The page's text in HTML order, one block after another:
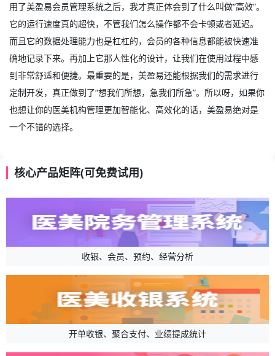
用了美盈易会员管理系统之后，我才真正体会到了什么叫做“高效”。
它的运行速度真的超快，不管我们怎么操作都不会卡顿或者延迟。
而且它的数据处理能力也是杠杠的，会员的各种信息都能被快速准
确地记录下来。再加上它那人性化的设计，让我们在使用过程中感
到非常舒适和便捷。最重要的是，美盈易还能根据我们的需求进行
定制开发，真正做到了“想我们所想，急我们所急”。所以呀，如果你
也想让你的医美机构管理更加智能化、高效化的话，美盈易绝对是
一个不错的选择。
核心产品矩阵(可免费试用)
收银、会员、预约、经营分析
开单收银、聚合支付、业绩提成统计